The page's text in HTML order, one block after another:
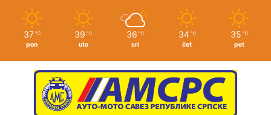
37 ℃
pon
39 ℃
uto
36 ℃
sri
34 ℃
čet
35 ℃
pet